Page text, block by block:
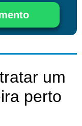
um
perto